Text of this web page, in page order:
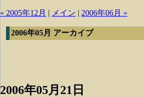
« 2005年12月 | メイン | 2006年06月 »
2006年05月 アーカイブ
2006年05月21日